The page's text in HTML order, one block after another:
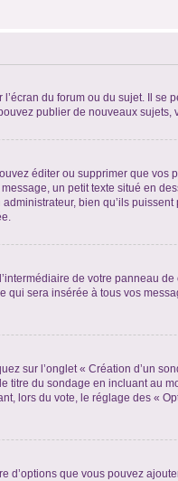
du forum ou du sujet. Il
publier de nouveaux
éditer ou supprimer que
un petit texte situé en
bien qu’ils
de votre panneau
sera insérée à tous vos
sur l’onglet « Création d’un
titre du sondage en incluant
lors du vote, le réglage des «
d’options que vous pouvez